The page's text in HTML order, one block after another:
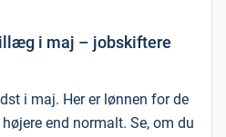
i maj – jobskiftere
i maj. Her er lønnen for de
end normalt. Se, om du